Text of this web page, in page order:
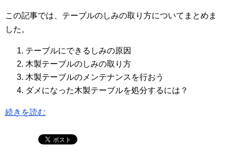
この記事では、テーブルのしみの取り方についてまとめま
した。
テーブルにできるしみの原因
木製テーブルのしみの取り方
木製テーブルのメンテナンスを行おう
ダメになった木製テーブルを処分するには？
続きを読む